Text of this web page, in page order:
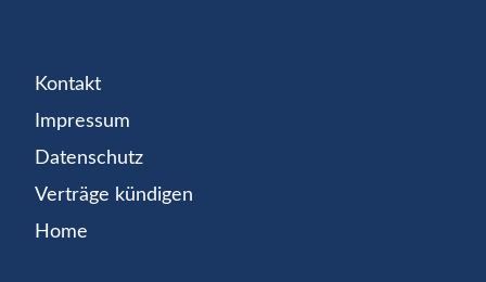
Kontakt
Impressum
Datenschutz
Verträge kündigen
Home